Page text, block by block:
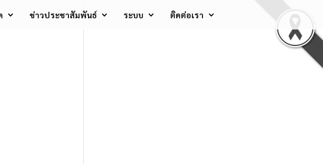
ข่าวประชาสัมพันธ์ ระบบ ติดต่อเรา